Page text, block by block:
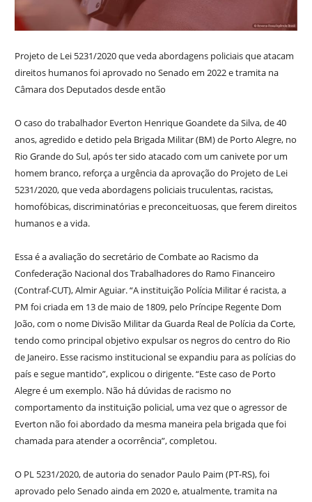
Projeto de Lei 5231/2020 que veda abordagens policiais que atacam
direitos humanos foi aprovado no Senado em 2022 e tramita na
Câmara dos Deputados desde então
O caso do trabalhador Everton Henrique Goandete da Silva, de 40
anos, agredido e detido pela Brigada Militar (BM) de Porto Alegre, no
Rio Grande do Sul, após ter sido atacado com um canivete por um
homem branco, reforça a urgência da aprovação do Projeto de Lei
5231/2020, que veda abordagens policiais truculentas, racistas,
homofóbicas, discriminatórias e preconceituosas, que ferem direitos
humanos e a vida.
Essa é a avaliação do secretário de Combate ao Racismo da
Confederação Nacional dos Trabalhadores do Ramo Financeiro
(Contraf-CUT), Almir Aguiar. “A instituição Polícia Militar é racista, a
PM foi criada em 13 de maio de 1809, pelo Príncipe Regente Dom
João, com o nome Divisão Militar da Guarda Real de Polícia da Corte,
tendo como principal objetivo expulsar os negros do centro do Rio
de Janeiro. Esse racismo institucional se expandiu para as polícias do
país e segue mantido”, explicou o dirigente. “Este caso de Porto
Alegre é um exemplo. Não há dúvidas de racismo no
comportamento da instituição policial, uma vez que o agressor de
Everton não foi abordado da mesma maneira pela brigada que foi
chamada para atender a ocorrência”, completou.
O PL 5231/2020, de autoria do senador Paulo Paim (PT-RS), foi
aprovado pelo Senado ainda em 2020 e, atualmente, tramita na